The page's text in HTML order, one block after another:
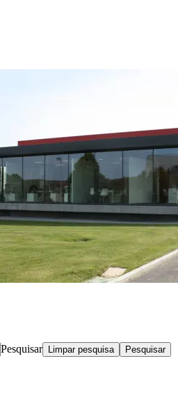
Pesquisar
Limpar pesquisa Pesquisar